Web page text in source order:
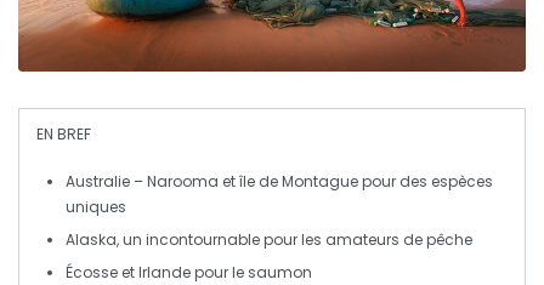
EN BREF
Australie – Narooma et île de Montague pour des espèces
uniques
Alaska, un incontournable pour les amateurs de pêche
Écosse etIrlandepour le saumon